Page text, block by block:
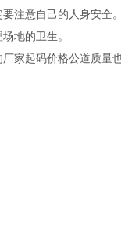
注意自己的人身安全。
地的卫生。
家起码价格公道质量也